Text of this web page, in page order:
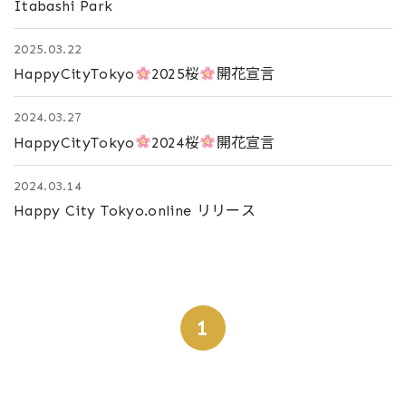
Itabashi Park
2025.03.22
HappyCityTokyo 2025桜 開花宣言
2024.03.27
HappyCityTokyo 2024桜 開花宣言
2024.03.14
Happy City Tokyo.online リリース
1